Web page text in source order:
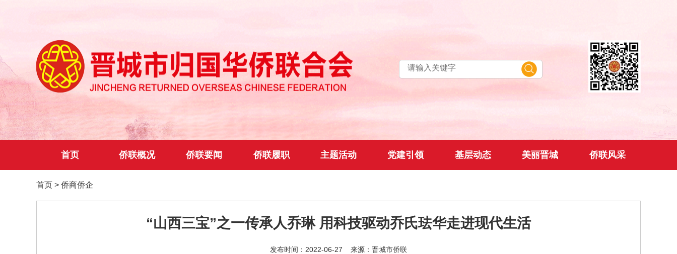
首页 侨联概况 侨联要闻 侨联履职 主题活动 党建引领 基层动态 美丽晋城 侨联风采
首页 > 侨商侨企
“山西三宝”之一传承人乔琳 用科技驱动乔氏珐华走进现代生活
发布时间：2022-06-27 来源：晋城市侨联